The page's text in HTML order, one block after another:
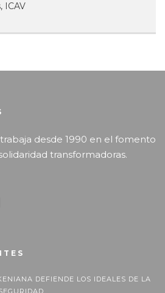
ICAV
desde 1990 en el fomento
transformadoras.
DEFIENDE LOS IDEALES DE LA